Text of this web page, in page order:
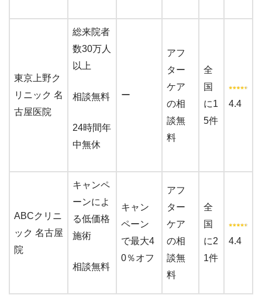
東京上野ク
リニック 名
古屋医院
総来院者
数30万人
以上
相談無料
24時間年
中無休
ー
アフ
ター
ケア
の相
談無
料
全
国
に1
5件
4.4
ABCクリニ
ック 名古屋
院
キャンペ
ーンによ
る低価格
施術
相談無料
キャン
ペーン
で最大4
0％オフ
アフ
ター
ケア
の相
談無
料
全
国
に2
1件
4.4